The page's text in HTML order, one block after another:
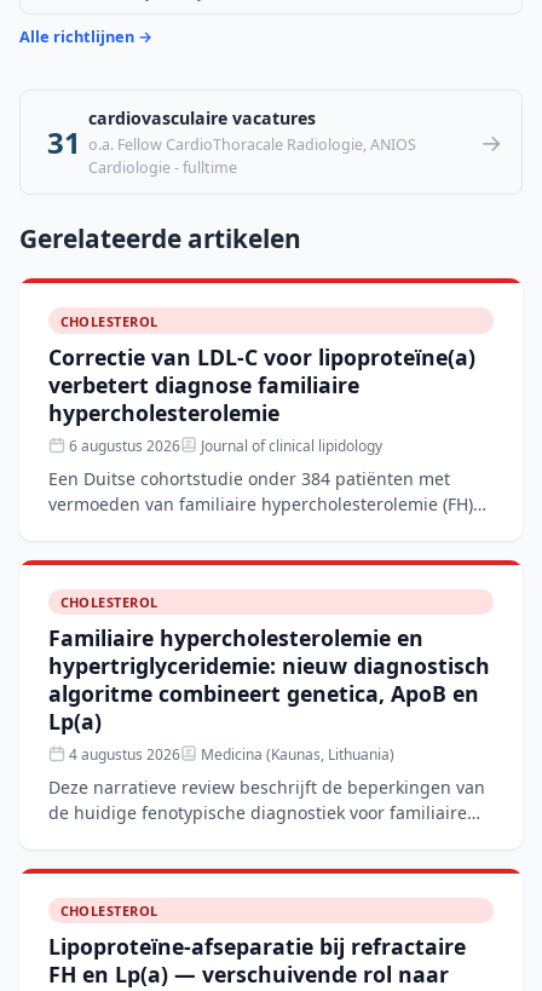
Alle richtlijnen →
31
cardiovasculaire vacatures
o.a. Fellow CardioThoracale Radiologie, ANIOS
Cardiologie - fulltime
→
Gerelateerde artikelen
CHOLESTEROL
Correctie van LDL-C voor lipoproteïne(a)
verbetert diagnose familiaire
hypercholesterolemie
6 augustus 2026 Journal of clinical lipidology
Een Duitse cohortstudie onder 384 patiënten met
vermoeden van familiaire hypercholesterolemie (FH)
CHOLESTEROL
Familiaire hypercholesterolemie en
hypertriglyceridemie: nieuw diagnostisch
algoritme combineert genetica, ApoB en
Lp(a)
4 augustus 2026 Medicina (Kaunas, Lithuania)
Deze narratieve review beschrijft de beperkingen van
de huidige fenotypische diagnostiek voor familiaire
CHOLESTEROL
Lipoproteïne-afseparatie bij refractaire
FH en Lp(a) — verschuivende rol naar